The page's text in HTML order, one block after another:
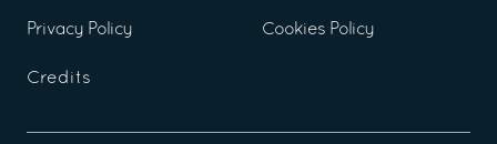
Privacy Policy Cookies Policy
Credits